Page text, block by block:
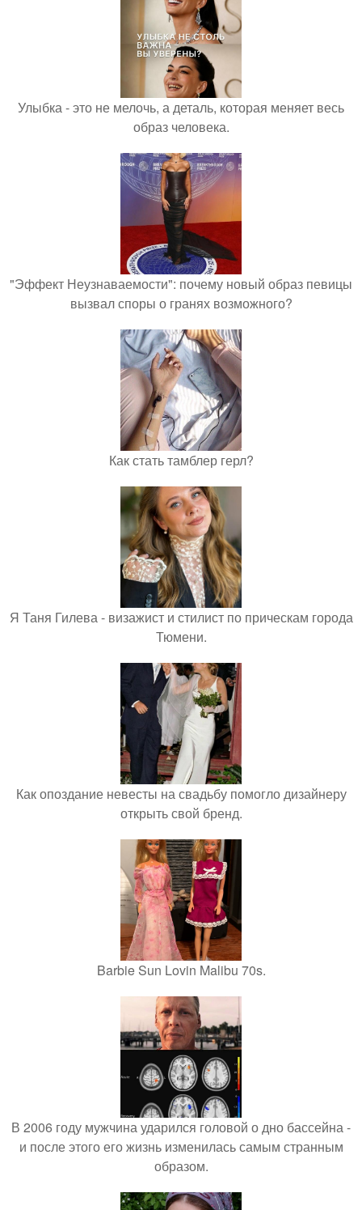
Улыбка - это не мелочь, а деталь, которая меняет весь
образ человека.
"Эффект Неузнаваемости": почему новый образ певицы
вызвал споры о гранях возможного?
Как стать тамблер герл?
Я Таня Гилева - визажист и стилист по прическам города
Тюмени.
Как опоздание невесты на свадьбу помогло дизайнеру
открыть свой бренд.
Barbie Sun Lovin Malibu 70s.
В 2006 году мужчина ударился головой о дно бассейна -
и после этого его жизнь изменилась самым странным
образом.